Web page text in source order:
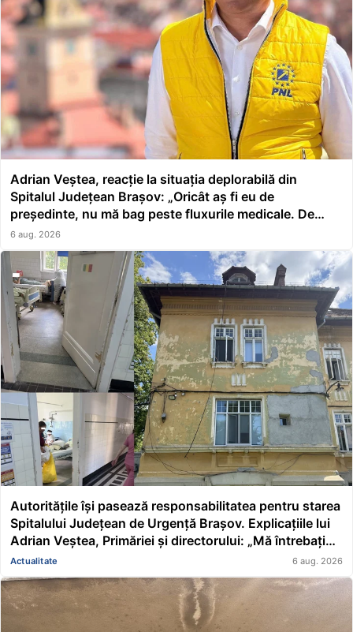
Adrian Veștea, reacție la situația deplorabilă din
Spitalul Județean Brașov: „Oricât aș fi eu de
președinte, nu mă bag peste fluxurile medicale. De
asta a făcut școală managerul”
6 aug. 2026
Autoritățile își pasează responsabilitatea pentru starea
Spitalului Județean de Urgență Brașov. Explicațiile lui
Adrian Veștea, Primăriei și directorului: „Mă întrebați
pe mine de ce nu s-au renovat în ultimii 36 de ani?”
Actualitate 6 aug. 2026